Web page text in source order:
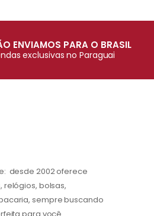
ENVIAMOS PARA O BRASIL
exclusivas no Paraguai
desde 2002 oferece
relógios, bolsas,
sempre buscando
para você.